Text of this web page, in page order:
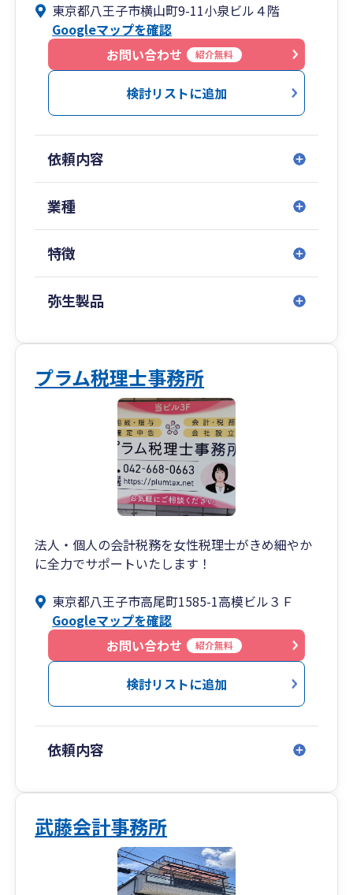
税務申告、記帳代行のみならず社会保険労務士・
行政書士・司法書士と連携し、創業時の資金調達
支援から、節税財務支援、経理代行、そして経営
拡大、IPO支援までワンストップサービスを提供
山ビル東館15階
・板橋オフィス： 東京都板橋区氷川町26-5 栄ビ
ル1Ｆ
・八王子オフィス： 東京都八王子市横山町9-11
小泉ビル４階
・横浜オフィス： 神奈川県横浜市西区みなとみら
東京都八王子市横山町9-11小泉ビル４階
Googleマップを確認
お問い合わせ
紹介無料
検討リストに追加
依頼内容
業種
特徴
弥生製品
プラム税理士事務所
法人・個人の会計税務を女性税理士がきめ細やか
に全力でサポートいたします！
東京都八王子市高尾町1585-1高模ビル３Ｆ
Googleマップを確認
お問い合わせ
紹介無料
検討リストに追加
依頼内容
武藤会計事務所